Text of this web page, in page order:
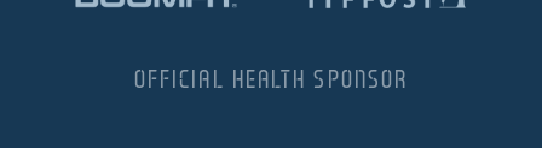
OFFICIAL HEALTH SPONSOR